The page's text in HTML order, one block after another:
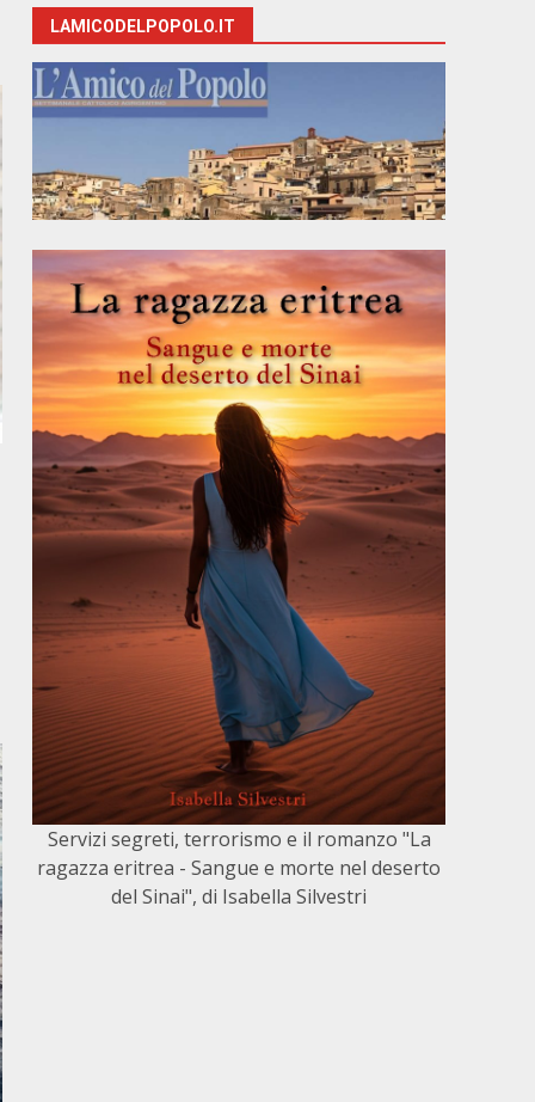
LAMICODELPOPOLO.IT
Servizi segreti, terrorismo e il romanzo "La
ragazza eritrea - Sangue e morte nel deserto
del Sinai", di Isabella Silvestri